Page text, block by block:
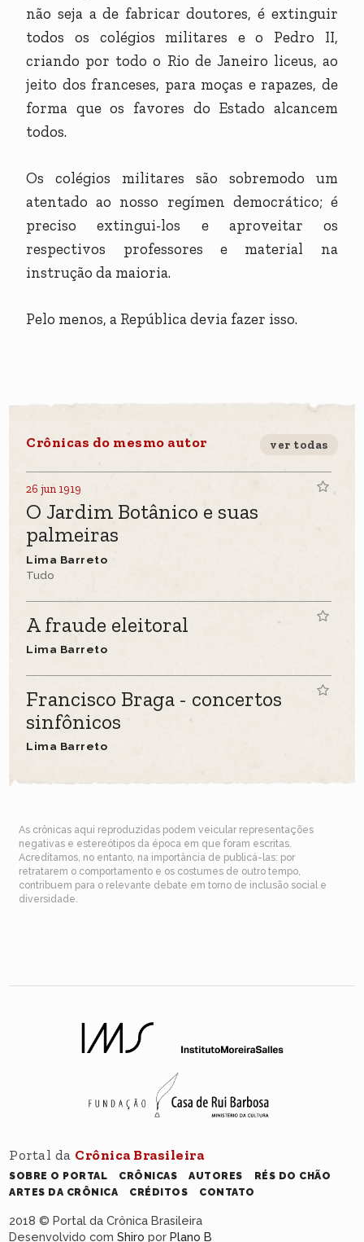
não seja a de fabricar doutores, é extinguir
todos os colégios militares e o Pedro II,
criando por todo o Rio de Janeiro liceus, ao
jeito dos franceses, para moças e rapazes, de
forma que os favores do Estado alcancem
todos.
Os colégios militares são sobremodo um
atentado ao nosso regímen democrático; é
preciso extingui-los e aproveitar os
respectivos professores e material na
instrução da maioria.
Pelo menos, a República devia fazer isso.
Crônicas do mesmo autor ver todas
26 jun 1919
O Jardim Botânico e suas
palmeiras
Lima Barreto
Tudo
A fraude eleitoral
Lima Barreto
Francisco Braga - concertos
sinfônicos
Lima Barreto
As crônicas aqui reproduzidas podem veicular representações
negativas e estereótipos da época em que foram escritas.
Acreditamos, no entanto, na importância de publicá-las: por
retratarem o comportamento e os costumes de outro tempo,
contribuem para o relevante debate em torno de inclusão social e
diversidade.
Portal da Crônica Brasileira
SOBRE O PORTAL CRÔNICAS AUTORES
RÉS DO CHÃO
ARTES DA CRÔNICA
CRÉDITOS CONTATO
2018 © Portal da Crônica Brasileira
Desenvolvido comShiro porPlano B